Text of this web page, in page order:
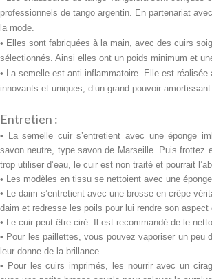
professionnels de tango argentin. En partenariat
la mode.
• Elles sont fabriquées à la main, avec des cuirs
sélectionnés. Ainsi elles ont un poids minimum et
• La semelle est anti-inflammatoire. Elle est réalisée
innovants et uniques, d’un grand pouvoir amortissant.
Entretien :
• La semelle cuir s’entretient avec une éponge
savon neutre, type savon de Marseille. Puis frottez
trop utiliser d’eau, le cuir est non traité et pourrait
• Les modèles en tissu se nettoient avec une
• Le daim s’entretient avec une brosse en crêpe
daim et redresse les poils pour lui rendre son aspect
• Le cuir peut être ciré. Il est recommandé de le
• Pour les paillettes, vous pouvez vaporiser un peu
leur donne de la brillance.
• Pour les cuirs imprimés, les nourrir avec un